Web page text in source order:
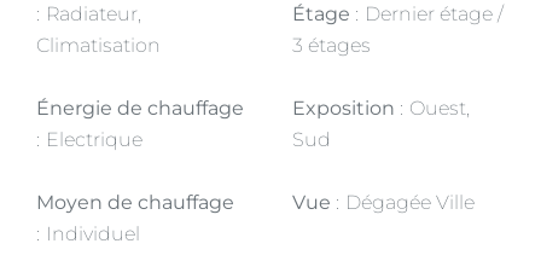
Radiateur,
Climatisation
Énergie de chauffage
Electrique
Moyen de chauffage
Individuel
Étage
Dernier étage /
3 étages
Exposition
Ouest,
Sud
Vue Dégagée Ville